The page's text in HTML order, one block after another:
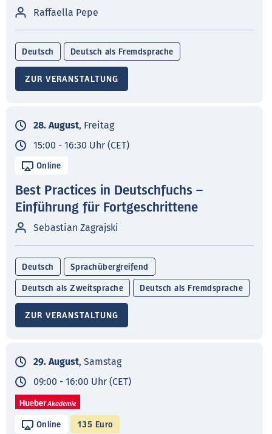
Raffaella Pepe
Deutsch Deutsch als Fremdsprache
ZUR VERANSTALTUNG
28. August, Freitag
15:00 - 16:30 Uhr (CET)
Online
Best Practices in Deutschfuchs –
Einführung für Fortgeschrittene
Sebastian Zagrajski
Deutsch Sprachübergreifend
Deutsch als Zweitsprache Deutsch als Fremdsprache
ZUR VERANSTALTUNG
29. August, Samstag
09:00 - 16:00 Uhr (CET)
Online 135 Euro